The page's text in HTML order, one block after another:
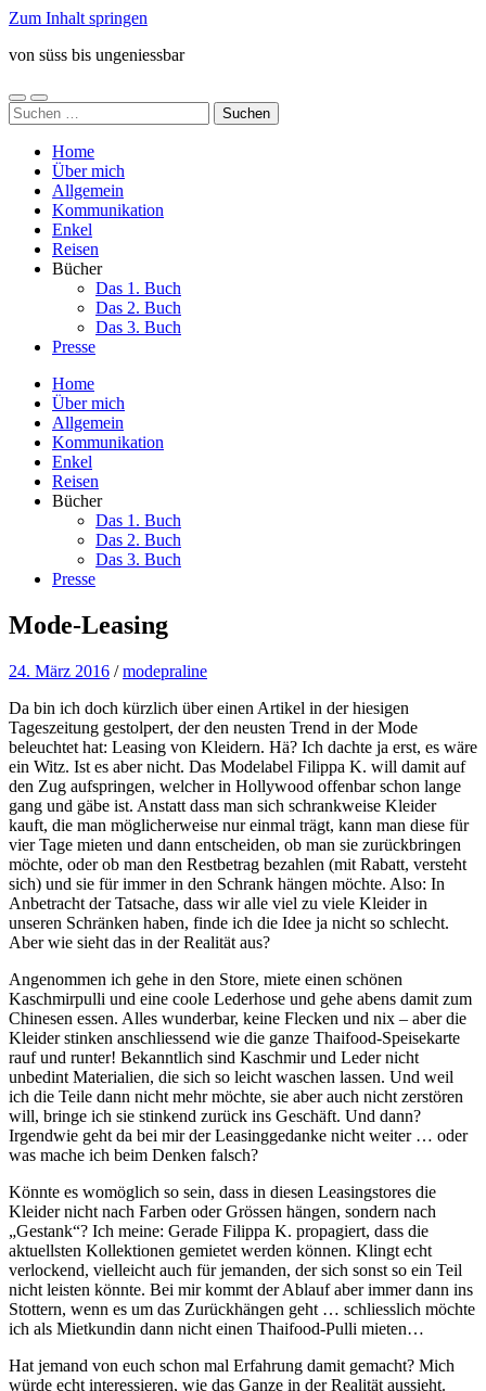
Zum Inhalt springen
von süss bis ungeniessbar
Mobile-
Menü
Suchfeld
ein-/ausblenden
Suchen
nach:
Home
Über mich
Allgemein
Kommunikation
Enkel
Reisen
Bücher
Das 1. Buch
Das 2. Buch
Das 3. Buch
Presse
Home
Über mich
Allgemein
Kommunikation
Enkel
Reisen
Bücher
Das 1. Buch
Das 2. Buch
Das 3. Buch
Presse
Mode-Leasing
24. März 2016 /modepraline
Da bin ich doch kürzlich über einen Artikel in der hiesigen
Tageszeitung gestolpert, der den neusten Trend in der Mode
beleuchtet hat: Leasing von Kleidern. Hä? Ich dachte ja erst, es wäre
ein Witz. Ist es aber nicht. Das Modelabel Filippa K. will damit auf
den Zug aufspringen, welcher in Hollywood offenbar schon lange
gang und gäbe ist. Anstatt dass man sich schrankweise Kleider
kauft, die man möglicherweise nur einmal trägt, kann man diese für
vier Tage mieten und dann entscheiden, ob man sie zurückbringen
möchte, oder ob man den Restbetrag bezahlen (mit Rabatt, versteht
sich) und sie für immer in den Schrank hängen möchte. Also: In
Anbetracht der Tatsache, dass wir alle viel zu viele Kleider in
unseren Schränken haben, finde ich die Idee ja nicht so schlecht.
Aber wie sieht das in der Realität aus?
Angenommen ich gehe in den Store, miete einen schönen
Kaschmirpulli und eine coole Lederhose und gehe abens damit zum
Chinesen essen. Alles wunderbar, keine Flecken und nix – aber die
Kleider stinken anschliessend wie die ganze Thaifood-Speisekarte
rauf und runter! Bekanntlich sind Kaschmir und Leder nicht
unbedint Materialien, die sich so leicht waschen lassen. Und weil
ich die Teile dann nicht mehr möchte, sie aber auch nicht zerstören
will, bringe ich sie stinkend zurück ins Geschäft. Und dann?
Irgendwie geht da bei mir der Leasinggedanke nicht weiter … oder
was mache ich beim Denken falsch?
Könnte es womöglich so sein, dass in diesen Leasingstores die
Kleider nicht nach Farben oder Grössen hängen, sondern nach
„Gestank“? Ich meine: Gerade Filippa K. propagiert, dass die
aktuellsten Kollektionen gemietet werden können. Klingt echt
verlockend, vielleicht auch für jemanden, der sich sonst so ein Teil
nicht leisten könnte. Bei mir kommt der Ablauf aber immer dann ins
Stottern, wenn es um das Zurückhängen geht … schliesslich möchte
ich als Mietkundin dann nicht einen Thaifood-Pulli mieten…
Hat jemand von euch schon mal Erfahrung damit gemacht? Mich
würde echt interessieren, wie das Ganze in der Realität aussieht.